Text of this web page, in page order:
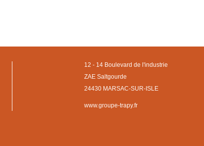
12 - 14 Boulevard de l'industrie
ZAE Saltgourde
24430 MARSAC-SUR-ISLE
www.groupe-trapy.fr